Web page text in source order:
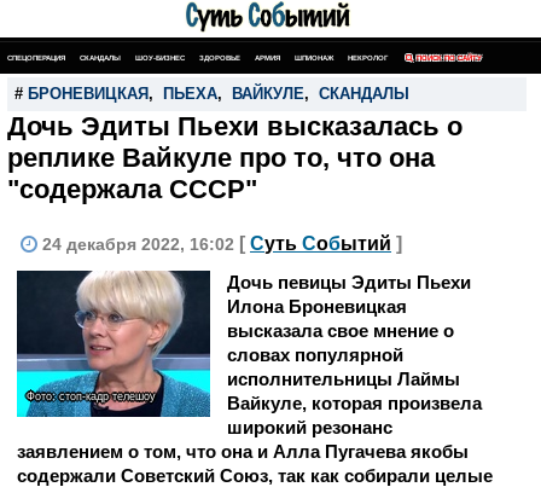
СПЕЦОПЕРАЦИЯ СКАНДАЛЫ ШОУ-БИЗНЕС ЗДОРОВЬЕ АРМИЯ ШПИОНАЖ НЕКРОЛОГ ПОИСК ПО САЙТУ
# БРОНЕВИЦКАЯ , ПЬЕХА, ВАЙКУЛЕ, СКАНДАЛЫ
Дочь Эдиты Пьехи высказалась о
реплике Вайкуле про то, что она
"содержала СССР"
24 декабря 2022, 16:02 [ Суть Событий ]
Фото: стоп-кадр телешоу
Дочь певицы Эдиты Пьехи
Илона Броневицкая
высказала свое мнение о
словах популярной
исполнительницы Лаймы
Вайкуле, которая произвела
широкий резонанс
заявлением о том, что она и Алла Пугачева якобы
содержали Советский Союз, так как собирали целые